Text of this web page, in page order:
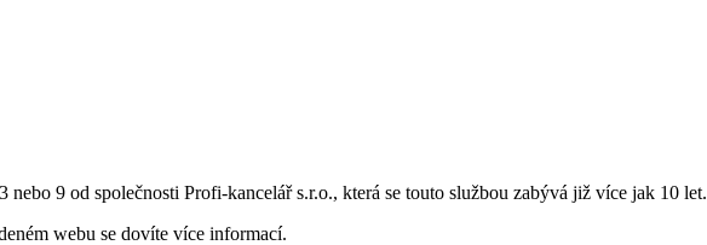
nebo 9 od společnosti Profi-kancelář s.r.o., která se touto službou zabývá již více jak 10 let.
webu se dovíte více informací.